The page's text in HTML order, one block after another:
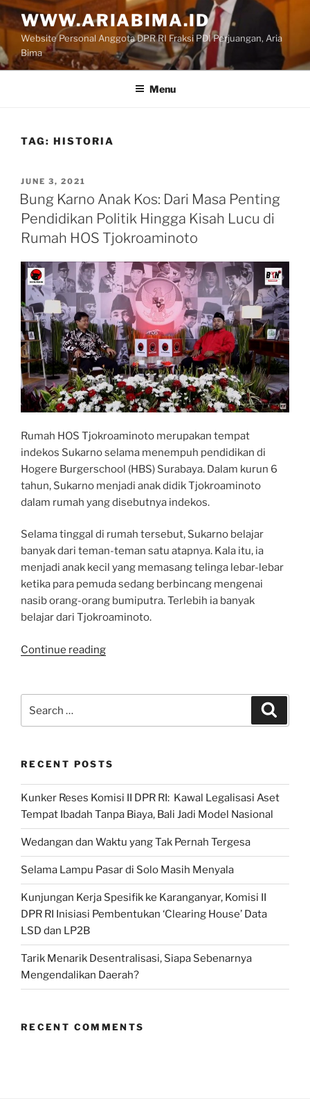
Skip
to
content
WWW.ARIABIMA.ID
Website Personal Anggota DPR RI Fraksi PDI Perjuangan, Aria
Bima
Menu
TAG: HISTORIA
POSTED
ON
JUNE 3, 2021
Bung Karno Anak Kos: Dari Masa Penting
Pendidikan Politik Hingga Kisah Lucu di
Rumah HOS Tjokroaminoto
Rumah HOS Tjokroaminoto merupakan tempat
indekos Sukarno selama menempuh pendidikan di
Hogere Burgerschool (HBS) Surabaya. Dalam kurun 6
tahun, Sukarno menjadi anak didik Tjokroaminoto
dalam rumah yang disebutnya indekos.
Selama tinggal di rumah tersebut, Sukarno belajar
banyak dari teman-teman satu atapnya. Kala itu, ia
menjadi anak kecil yang memasang telinga lebar-lebar
ketika para pemuda sedang berbincang mengenai
nasib orang-orang bumiputra. Terlebih ia banyak
belajar dari Tjokroaminoto.
Continue reading“Bung
Kos:
Pendidikan
Politik
Hingga
Kisah
Lucu
di
Rumah
HOS
Tjokroaminoto”
RECENT POSTS
Kunker Reses Komisi II DPR RI: Kawal Legalisasi Aset
Tempat Ibadah Tanpa Biaya, Bali Jadi Model Nasional
Wedangan dan Waktu yang Tak Pernah Tergesa
Selama Lampu Pasar di Solo Masih Menyala
Kunjungan Kerja Spesifik ke Karanganyar, Komisi II
DPR RI Inisiasi Pembentukan ‘Clearing House’ Data
LSD dan LP2B
Tarik Menarik Desentralisasi, Siapa Sebenarnya
Mengendalikan Daerah?
RECENT COMMENTS